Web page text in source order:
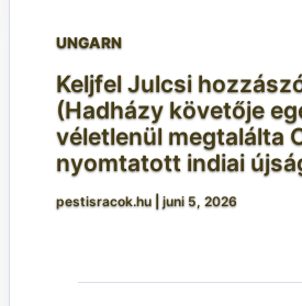
UNGARN
Keljfel Julcsi
(Hadházy követője
véletlenül megtalálta
nyomtatott indiai
pestisracok.hu juni 5, 2026